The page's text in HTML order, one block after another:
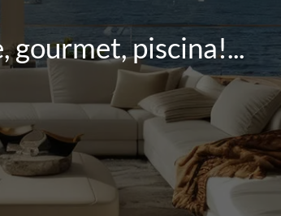
gourmet, piscina!...